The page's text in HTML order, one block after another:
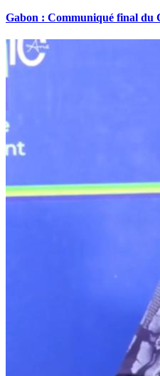
Gabon : Communiqué final du